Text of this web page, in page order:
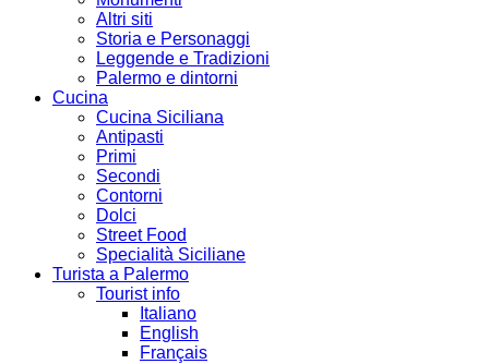
Altri siti
Storia e Personaggi
Leggende e Tradizioni
Palermo e dintorni
Cucina
Cucina Siciliana
Antipasti
Primi
Secondi
Contorni
Dolci
Street Food
Specialità Siciliane
Turista a Palermo
Tourist info
Italiano
English
Français